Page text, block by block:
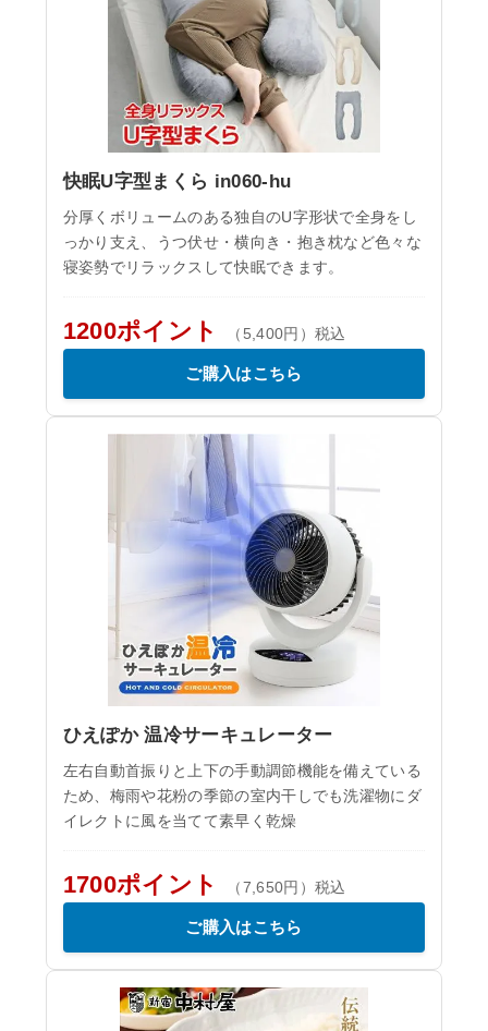
快眠U字型まくら in060-hu
分厚くボリュームのある独自のU字形状で全身をし
っかり支え、うつ伏せ・横向き・抱き枕など色々な
寝姿勢でリラックスして快眠できます。
1200ポイント （5,400円）税込
ご購入はこちら
ひえぽか 温冷サーキュレーター
左右自動首振りと上下の手動調節機能を備えている
ため、梅雨や花粉の季節の室内干しでも洗濯物にダ
イレクトに風を当てて素早く乾燥
1700ポイント （7,650円）税込
ご購入はこちら